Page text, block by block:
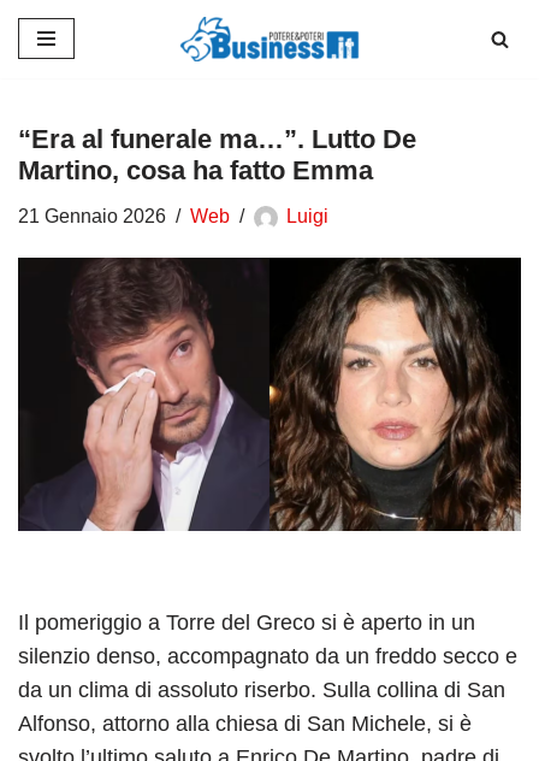
contenuto
“Era al funerale ma…”. Lutto De
Martino, cosa ha fatto Emma
21 Gennaio 2026 Web Luigi
Il pomeriggio a Torre del Greco si è aperto in un
silenzio denso, accompagnato da un freddo secco e
da un clima di assoluto riserbo. Sulla collina di San
Alfonso, attorno alla chiesa di San Michele, si è